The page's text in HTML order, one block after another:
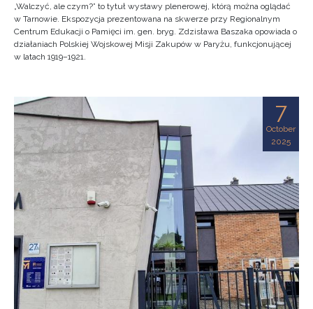
„Walczyć, ale czym?” to tytuł wystawy plenerowej, którą można oglądać
w Tarnowie. Ekspozycja prezentowana na skwerze przy Regionalnym
Centrum Edukacji o Pamięci im. gen. bryg. Zdzisława Baszaka opowiada o
działaniach Polskiej Wojskowej Misji Zakupów w Paryżu, funkcjonującej
w latach 1919–1921.
7
October
2025